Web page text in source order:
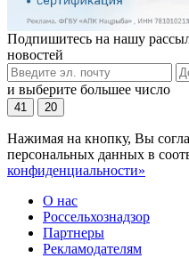
Подпишитесь на нашу
новостей
и выберите большее число
41 20
Нажимая на кнопку, Вы
персональных данных в
конфиденциальности»
О нас
Россельхознадзор
Партнеры
Рекламодателям